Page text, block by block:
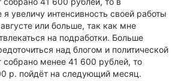
увеличу интенсивность своей работы
или больше, так как мне
на подработки. Больше
над блогом и политической
собрано менее 41 600 рублей, то
р. пойдёт на следующий месяц.